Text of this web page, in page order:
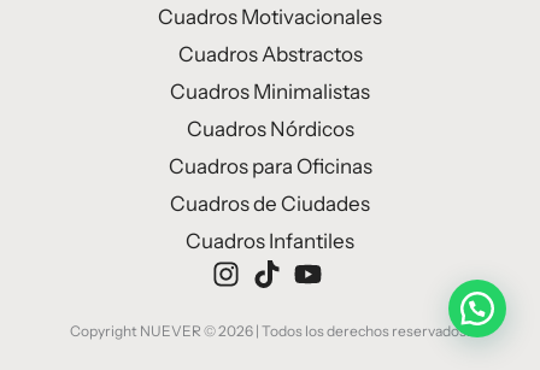
Cuadros Motivacionales
Cuadros Abstractos
Cuadros Minimalistas
Cuadros Nórdicos
Cuadros para Oficinas
Cuadros de Ciudades
Cuadros Infantiles
Copyright NUEVER © 2026 | Todos los derechos reservados.